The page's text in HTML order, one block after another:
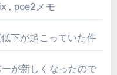
, poe2メモ
下が起こっていた件
が新しくなったので